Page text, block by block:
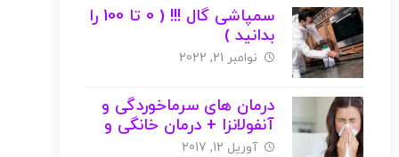
سمپاشی گال !!! ( 0 تا 100 را
بدانید )
نوامبر 21, 2022
درمان های سرماخوردگی و
آنفولانزا + درمان خانگی و
گیاهی ( با عکس )
آوریل 12, 2017